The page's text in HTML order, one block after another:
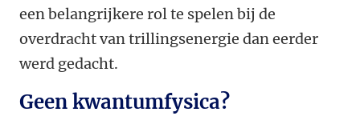
een belangrijkere rol te spelen bij de
overdracht van trillingsenergie dan eerder
werd gedacht.
Geen kwantumfysica?